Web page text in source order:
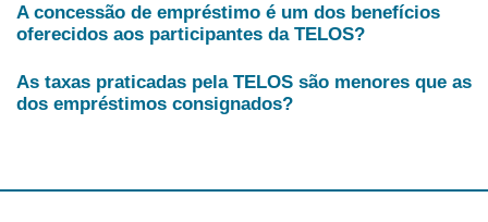
A concessão de empréstimo é um dos benefícios
oferecidos aos participantes da TELOS?
As taxas praticadas pela TELOS são menores que as
dos empréstimos consignados?